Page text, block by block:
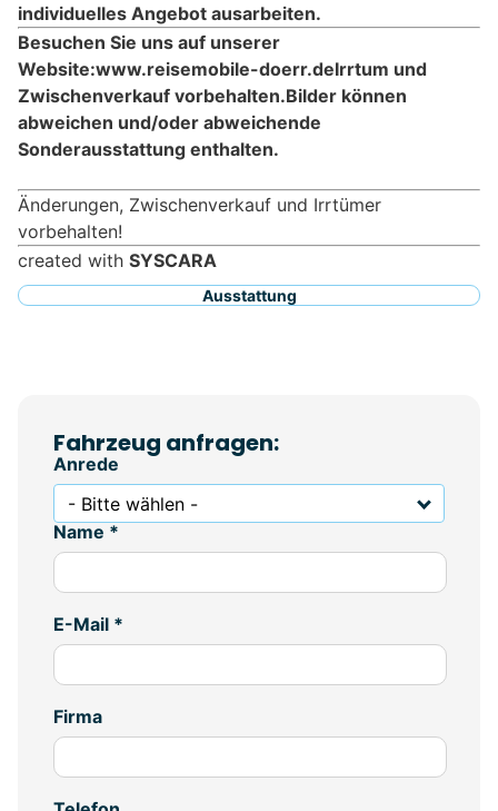
Ausstattung
individuelles Angebot ausarbeiten.
Besuchen Sie uns auf unserer
Website:www.reisemobile-doerr.deIrrtum und
Zwischenverkauf vorbehalten.Bilder können
abweichen und/oder abweichende
Sonderausstattung enthalten.
Änderungen, Zwischenverkauf und Irrtümer
vorbehalten!
created with SYSCARA
Fahrzeug anfragen:
Anrede
- Bitte wählen -
Name *
E-Mail *
Firma